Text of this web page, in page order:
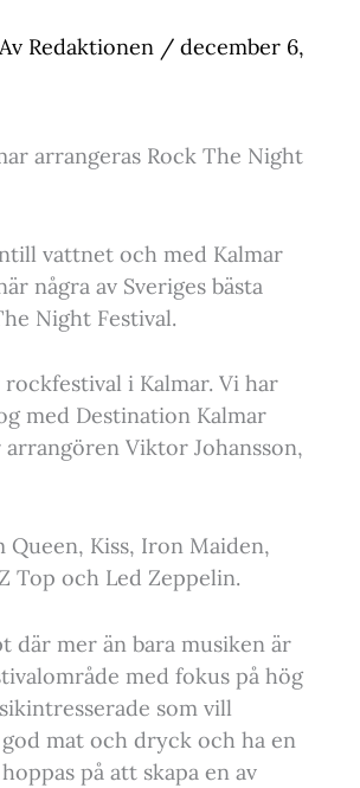
Av Redaktionen / december 6,
arrangeras Rock The Night
vattnet och med Kalmar
några av Sveriges bästa
Night Festival.
i Kalmar. Vi har
med Destination Kalmar
Viktor Johansson,
Kiss, Iron Maiden,
Top och Led Zeppelin.
där mer än bara musiken är
med fokus på hög
som vill
mat och dryck och ha en
på att skapa en av